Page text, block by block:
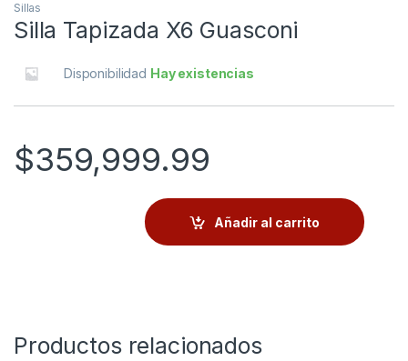
Sillas
Silla Tapizada X6 Guasconi
Disponibilidad Hay existencias
$359,999.99
Añadir al carrito
Productos relacionados